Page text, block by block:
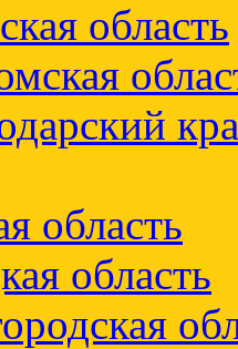
область
область
область